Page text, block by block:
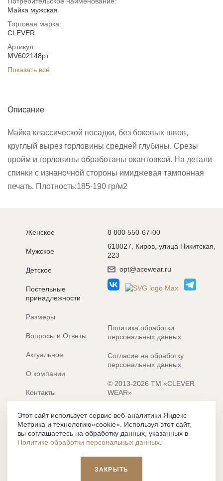
Майка мужская
Торговая марка:
CLEVER
Артикул:
MV602148рт
Показать всё
Описание
Майка классической посадки, без боковых швов,
круглый вырез горловины средней глубины. Срезы
пройм и горловины обработаны окантовкой. На детали
спинки с изнаночной стороны имиджевая тампонная
печать. Плотность:185-190 гр/м2
Женское
Мужское
Детское
Постельные
принадлежности
Размеры
Вопросы и Ответы
Актуальное
О компании
Контакты
Электронные каталоги
8 800 550-67-00
610027, Киров, улица Никитская,
223
opt@acewear.ru
Политика обработки
персональных данных
Согласие на обработку
персональных данных
© 2013-2026 ТМ «CLEVER
WEAR»
Разработка сайта: MACHAON
Все содержание, представленное или отраженное на сайте
https://clever-style.ru, включая, но не ограничиваясь, текстом,
графикой, фотографиями, иллюстрациями и т.д., являются
объектами авторского права, использование которых, без
письменного разрешения администрации и без активной
Этот сайт использует сервис веб-аналитики Яндекс
Метрика и технологию«cookie». Используя этот сайт,
вы соглашаетесь на обработку данных, указанных в
Политике обработки персональных данных
ЗАКРЫТЬ